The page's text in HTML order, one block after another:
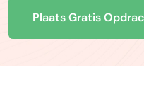
Plaats Gratis